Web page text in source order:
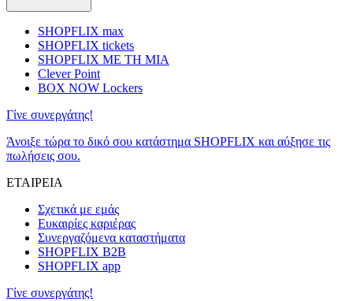
SHOPFLIX max
SHOPFLIX tickets
SHOPFLIX ΜΕ ΤΗ ΜΙΑ
Clever Point
BOX NOW Lockers
Γίνε συνεργάτης!
Άνοιξε τώρα το δικό σου κατάστημα SHOPFLIX και αύξησε τις
πωλήσεις σου.
ΕΤΑΙΡΕΙΑ
Σχετικά με εμάς
Ευκαιρίες καριέρας
Συνεργαζόμενα καταστήματα
SHOPFLIX B2B
SHOPFLIX app
Γίνε συνεργάτης!